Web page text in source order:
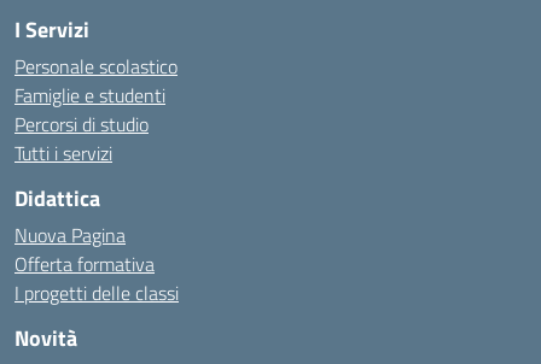
I Servizi
Personale scolastico
Famiglie e studenti
Percorsi di studio
Tutti i servizi
Didattica
Nuova Pagina
Offerta formativa
I progetti delle classi
Novità